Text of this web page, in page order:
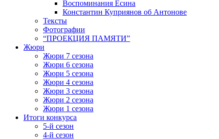
Воспоминания Есина
Константин Куприянов об Антонове
Тексты
Фотографии
“ПРОЕКЦИЯ ПАМЯТИ”
Жюри
Жюри 7 сезона
Жюри 6 сезона
Жюри 5 сезона
Жюри 4 сезона
Жюри 3 сезона
Жюри 2 сезона
Жюри 1 сезона
Итоги конкурса
5-й сезон
4-й сезон